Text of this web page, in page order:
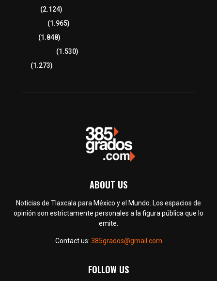
(2.124)
(1.965)
(1.848)
(1.530)
(1.273)
ABOUT US
Noticias de Tlaxcala para México y el Mundo. Los espacios de
opinión son estrictamente personales a la figura pública que lo
emite.
Contact us: 385grados@gmail.com
FOLLOW US